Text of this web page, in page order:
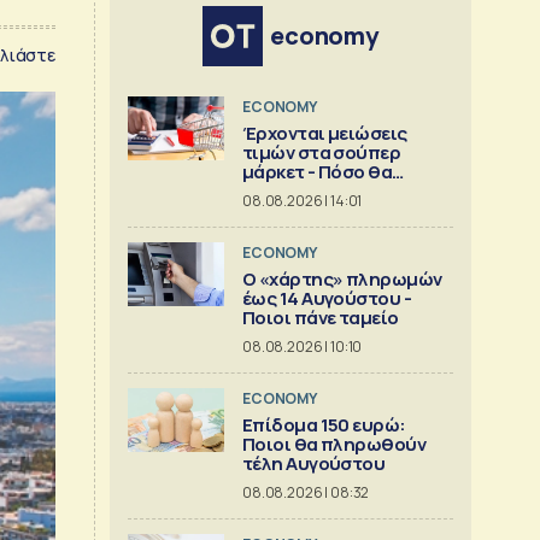
economy
ECONOMY
Έρχονται μειώσεις
τιμών στα σούπερ
μάρκετ - Πόσο θα
πέσουν
08.08.2026 | 14:01
ECONOMY
Ο «χάρτης» πληρωμών
έως 14 Αυγούστου -
Ποιοι πάνε ταμείο
08.08.2026 | 10:10
ECONOMY
Επίδομα 150 ευρώ:
Ποιοι θα πληρωθούν
τέλη Αυγούστου
08.08.2026 | 08:32